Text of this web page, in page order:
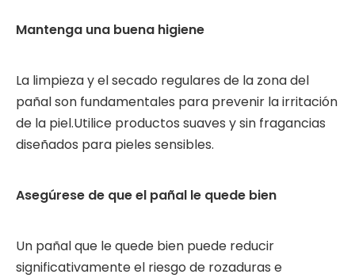
Mantenga una buena higiene
La limpieza y el secado regulares de la zona del
pañal son fundamentales para prevenir la irritación
de la piel.Utilice productos suaves y sin fragancias
diseñados para pieles sensibles.
Asegúrese de que el pañal le quede bien
Un pañal que le quede bien puede reducir
significativamente el riesgo de rozaduras e